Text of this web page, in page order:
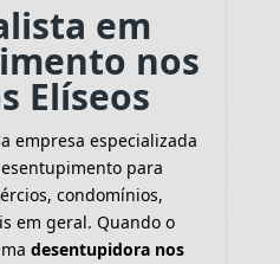
em
nos
Elíseos
empresa especializada
para
condomínios,
em geral. Quando o
desentupidora nos